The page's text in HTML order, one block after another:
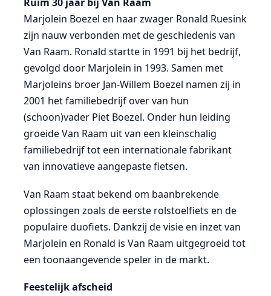
Marjolein Boezel en haar zwager Ronald Ruesink
zijn nauw verbonden met de geschiedenis van
Van Raam. Ronald startte in 1991 bij het bedrijf,
gevolgd door Marjolein in 1993. Samen met
Marjoleins broer Jan-Willem Boezel namen zij in
2001 het familiebedrijf over van hun
(schoon)vader Piet Boezel. Onder hun leiding
groeide Van Raam uit van een kleinschalig
familiebedrijf tot een internationale fabrikant
van innovatieve aangepaste fietsen.
Van Raam staat bekend om baanbrekende
oplossingen zoals de eerste rolstoelfiets en de
populaire duofiets. Dankzij de visie en inzet van
Marjolein en Ronald is Van Raam uitgegroeid tot
een toonaangevende speler in de markt.
Feestelijk afscheid